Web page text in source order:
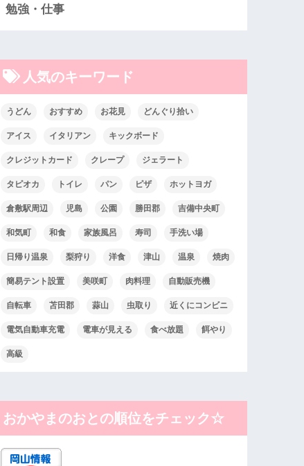
勉強・仕事
人気のキーワード
うどん おすすめ お花見 どんぐり拾い
アイス イタリアン キックボード
クレジットカード クレープ ジェラート
タピオカ トイレ パン ピザ ホットヨガ
倉敷駅周辺 児島 公園 勝田郡 吉備中央町
和気町 和食 家族風呂 寿司 手洗い場
日帰り温泉 梨狩り 洋食 津山 温泉 焼肉
簡易テント設置 美咲町 肉料理 自動販売機
自転車 苫田郡 蒜山 虫取り 近くにコンビニ
電気自動車充電 電車が見える 食べ放題 餌やり
高級
おかやまのおとの順位をチェック☆